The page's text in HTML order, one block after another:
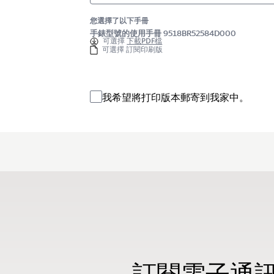
您選擇了以下手冊
手錶型號的使用手冊 9518BR52584D000
可選擇下載PDF檔
可選擇 訂閱印刷版
我希望將打印版本郵寄到我家中。